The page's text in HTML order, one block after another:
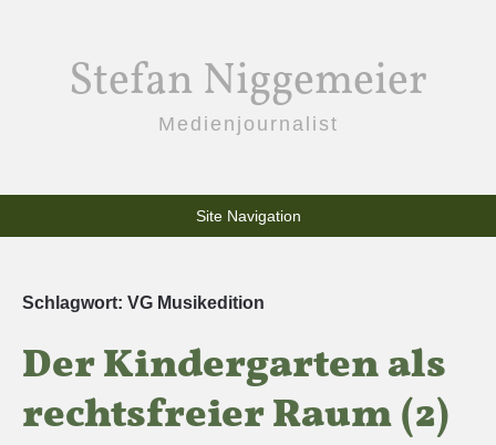
Stefan Niggemeier
Medienjournalist
Site Navigation
Schlagwort: VG Musikedition
Der Kindergarten als
rechtsfreier Raum (2)